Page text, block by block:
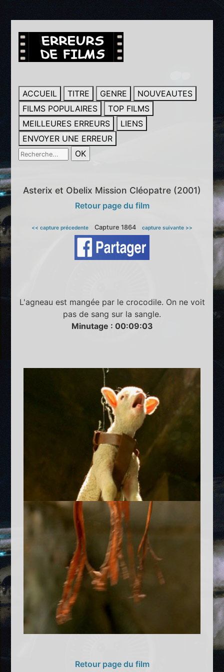
ACCUEIL TITRE GENRE
NOUVEAUTES
FILMS POPULAIRES
TOP FILMS
MEILLEURES ERREURS
LIENS
ENVOYER UNE ERREUR
Asterix et Obelix Mission Cléopatre (2001)
Retour page du film
<< capture précedente Capture 1864 capture suivante >>
L'agneau est mangée par le crocodile. On ne voit
pas de sang sur la sangle.
Minutage : 00:09:03
Retour page du film